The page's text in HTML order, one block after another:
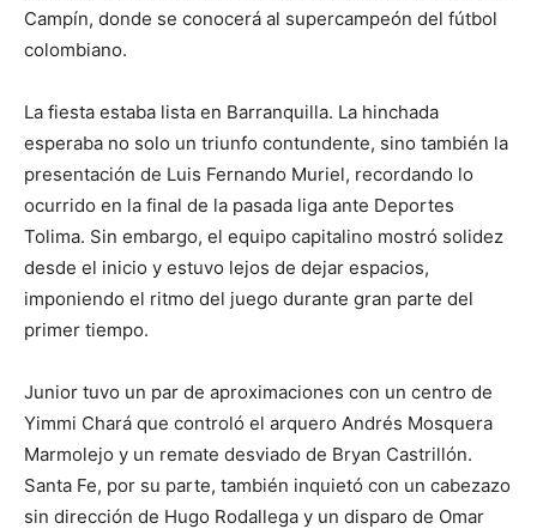
Campín, donde se conocerá al supercampeón del fútbol
colombiano.
La fiesta estaba lista en Barranquilla. La hinchada
esperaba no solo un triunfo contundente, sino también la
presentación de Luis Fernando Muriel, recordando lo
ocurrido en la final de la pasada liga ante Deportes
Tolima. Sin embargo, el equipo capitalino mostró solidez
desde el inicio y estuvo lejos de dejar espacios,
imponiendo el ritmo del juego durante gran parte del
primer tiempo.
Junior tuvo un par de aproximaciones con un centro de
Yimmi Chará que controló el arquero Andrés Mosquera
Marmolejo y un remate desviado de Bryan Castrillón.
Santa Fe, por su parte, también inquietó con un cabezazo
sin dirección de Hugo Rodallega y un disparo de Omar